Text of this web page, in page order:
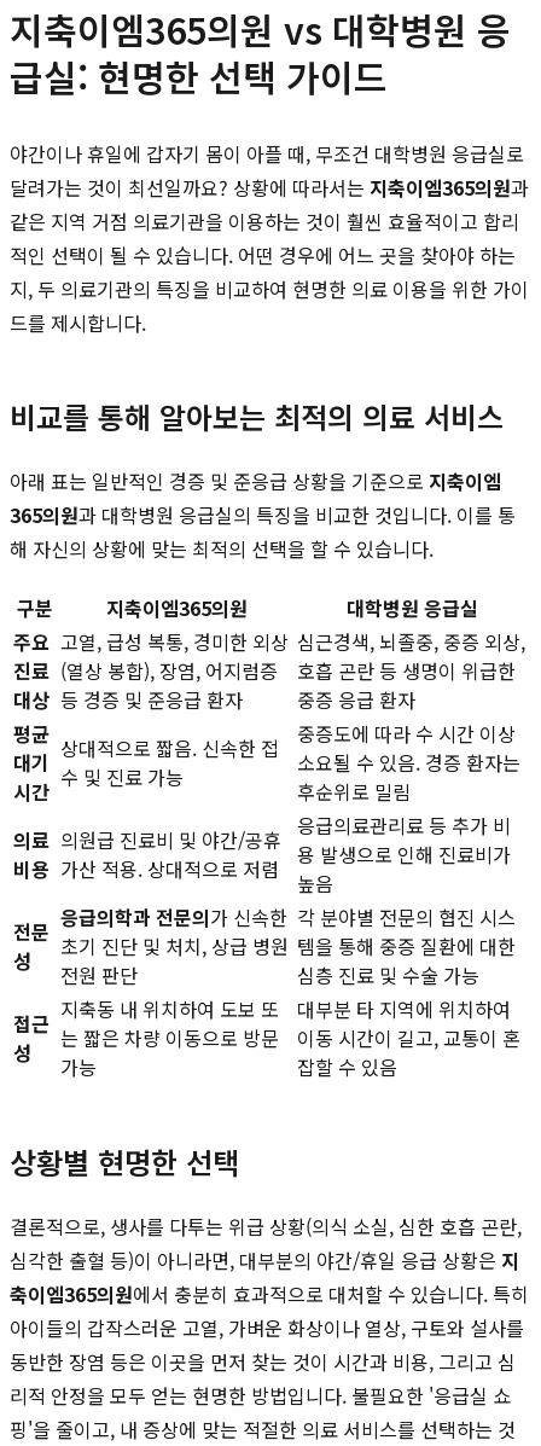
지축이엠365의원 vs 대학병원 응
급실: 현명한 선택 가이드
야간이나 휴일에 갑자기 몸이 아플 때, 무조건 대학병원 응급실로
달려가는 것이 최선일까요? 상황에 따라서는 지축이엠365의원과
같은 지역 거점 의료기관을 이용하는 것이 훨씬 효율적이고 합리
적인 선택이 될 수 있습니다. 어떤 경우에 어느 곳을 찾아야 하는
지, 두 의료기관의 특징을 비교하여 현명한 의료 이용을 위한 가이
드를 제시합니다.
비교를 통해 알아보는 최적의 의료 서비스
아래 표는 일반적인 경증 및 준응급 상황을 기준으로 지축이엠
365의원과 대학병원 응급실의 특징을 비교한 것입니다. 이를 통
해 자신의 상황에 맞는 최적의 선택을 할 수 있습니다.
구분 지축이엠365의원
대학병원 응급실
주요
진료
대상
고열, 급성 복통, 경미한 외상
(열상 봉합), 장염, 어지럼증
등 경증 및 준응급 환자
심근경색, 뇌졸중, 중증 외상,
호흡 곤란 등 생명이 위급한
중증 응급 환자
평균
대기
시간
상대적으로 짧음. 신속한 접
수 및 진료 가능
중증도에 따라 수 시간 이상
소요될 수 있음. 경증 환자는
후순위로 밀림
의료
비용
의원급 진료비 및 야간/공휴
가산 적용. 상대적으로 저렴
응급의료관리료 등 추가 비
용 발생으로 인해 진료비가
높음
전문
성
응급의학과 전문의가 신속한
초기 진단 및 처치, 상급 병원
전원 판단
각 분야별 전문의 협진 시스
템을 통해 중증 질환에 대한
심층 진료 및 수술 가능
접근
성
지축동 내 위치하여 도보 또
는 짧은 차량 이동으로 방문
가능
대부분 타 지역에 위치하여
이동 시간이 길고, 교통이 혼
잡할 수 있음
상황별 현명한 선택
결론적으로, 생사를 다투는 위급 상황(의식 소실, 심한 호흡 곤란,
심각한 출혈 등)이 아니라면, 대부분의 야간/휴일 응급 상황은 지
축이엠365의원에서 충분히 효과적으로 대처할 수 있습니다. 특히
아이들의 갑작스러운 고열, 가벼운 화상이나 열상, 구토와 설사를
동반한 장염 등은 이곳을 먼저 찾는 것이 시간과 비용, 그리고 심
리적 안정을 모두 얻는 현명한 방법입니다. 불필요한 '응급실 쇼
핑'을 줄이고, 내 증상에 맞는 적절한 의료 서비스를 선택하는 것